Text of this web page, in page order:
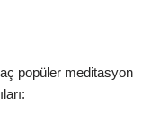
popüler meditasyon